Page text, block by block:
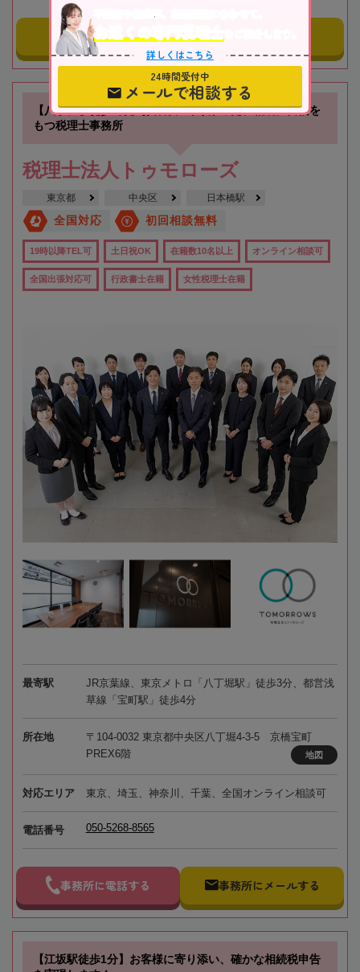
事務所にメールする
【八丁堀駅徒歩3分】お客様に寄り添った、相続に自信を
もつ税理士事務所
税理士法人トゥモローズ
東京都 中央区 日本橋駅
全国対応 初回相談無料
19時以降TEL可 土日祝OK 在籍数10名以上 オンライン相談可
全国出張対応可 行政書士在籍 女性税理士在籍
最寄駅
JR京葉線、東京メトロ「八丁堀駅」徒歩3分、都営浅
草線「宝町駅」徒歩4分
所在地
〒104-0032 東京都中央区八丁堀4-3-5 京橋宝町
PREX6階
地図
対応エリア 東京、埼玉、神奈川、千葉、全国オンライン相談可
電話番号 050-5268-8565
事務所に電話する 事務所にメールする
【江坂駅徒歩1分】お客様に寄り添い、確かな相続税申告
不動産や株式等、相続資産に合わせて、
お近くの専門税理士
をご紹介します。
詳しくはこちら
24時間受付中
メールで相談する